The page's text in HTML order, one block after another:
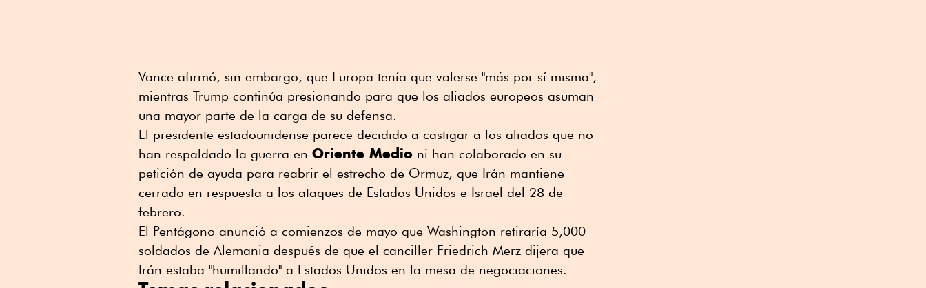
Vance afirmó, sin embargo, que Europa tenía que valerse "más por sí misma",
mientras Trump continúa presionando para que los aliados europeos asuman
una mayor parte de la carga de su defensa.
El presidente estadounidense parece decidido a castigar a los aliados que no
han respaldado la guerra en Oriente Medio ni han colaborado en su
petición de ayuda para reabrir el estrecho de Ormuz, que Irán mantiene
cerrado en respuesta a los ataques de Estados Unidos e Israel del 28 de
febrero.
El Pentágono anunció a comienzos de mayo que Washington retiraría 5,000
soldados de Alemania después de que el canciller Friedrich Merz dijera que
Irán estaba "humillando" a Estados Unidos en la mesa de negociaciones.